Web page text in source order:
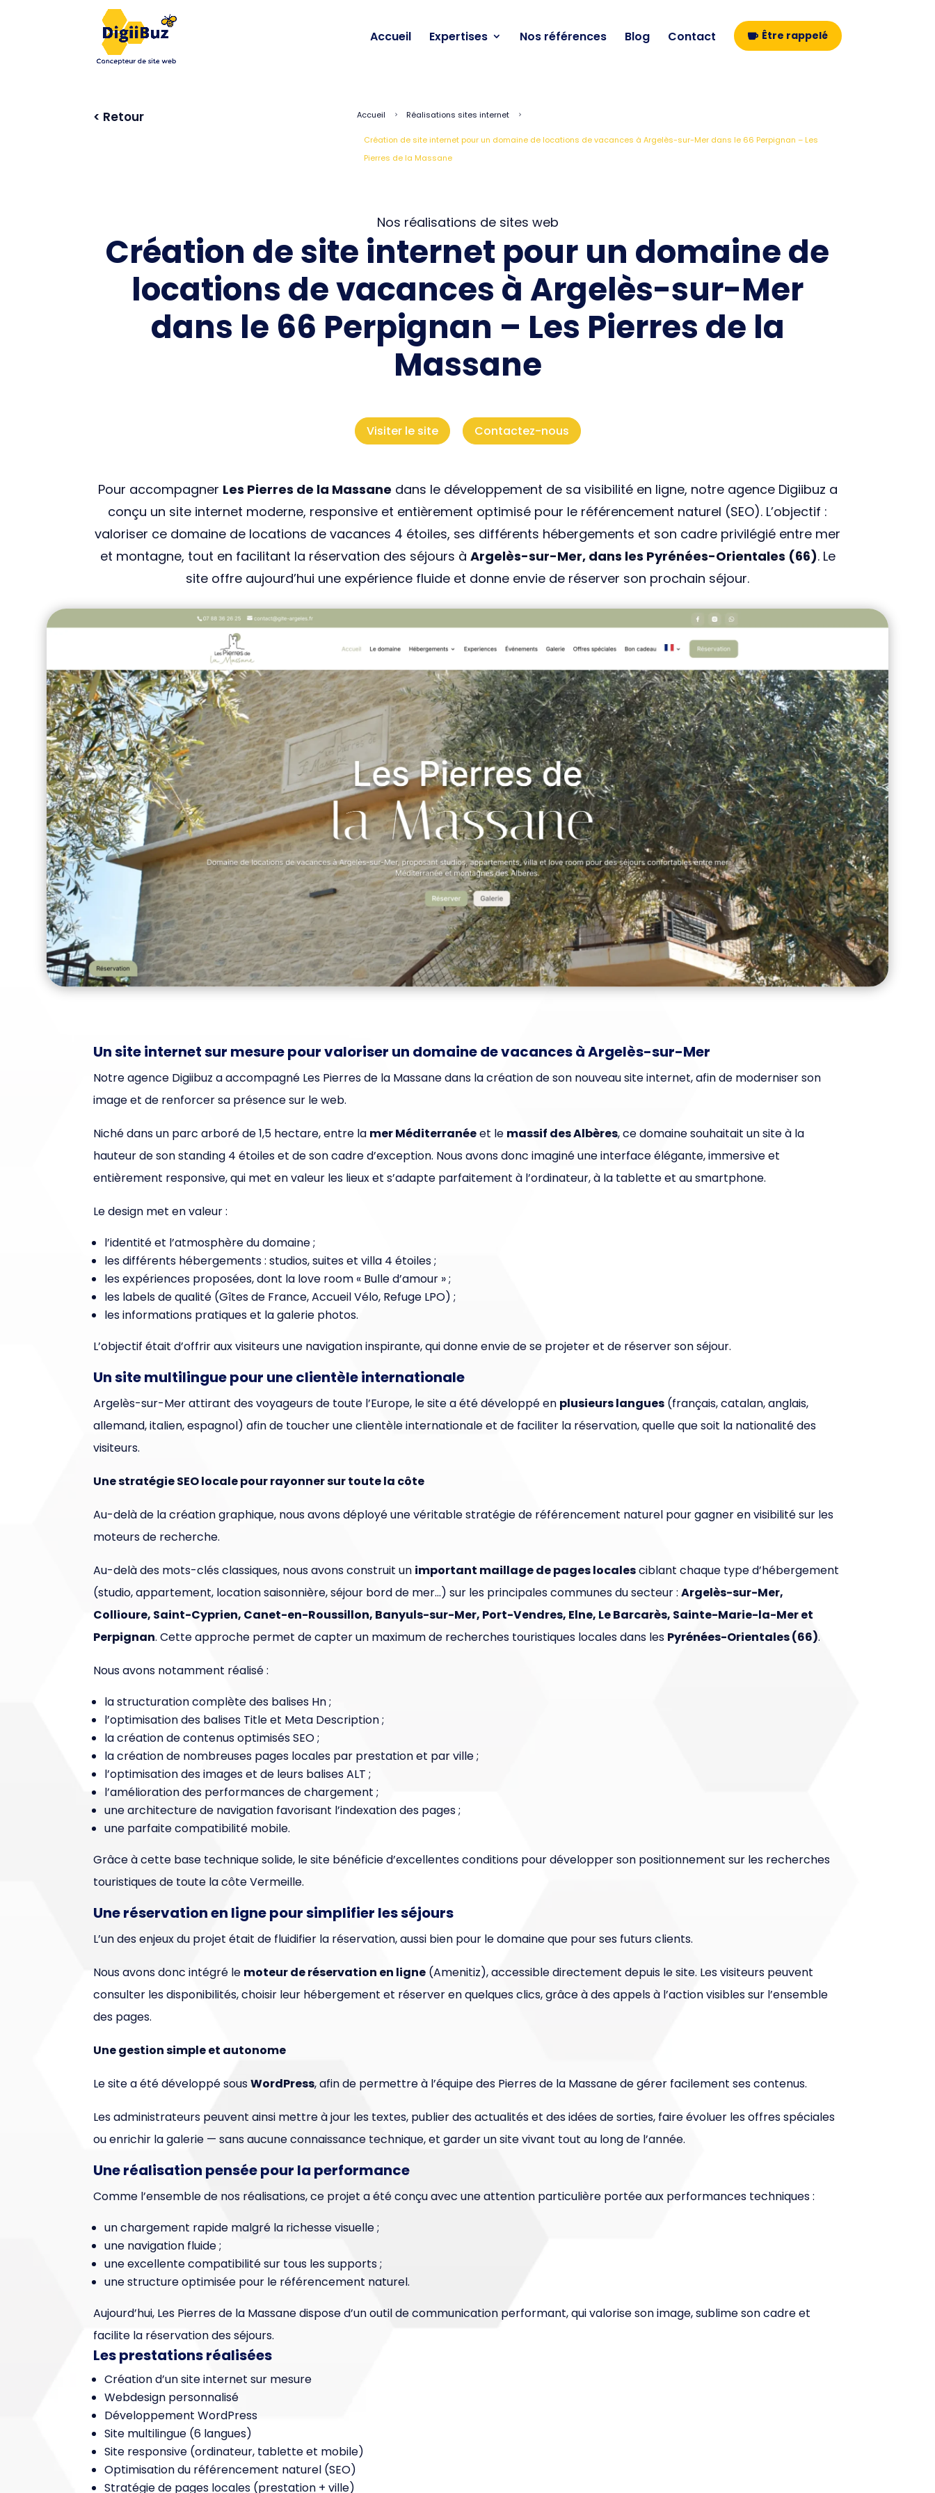
Accueil Expertises Nos références Blog Contact Être rappelé
< Retour Accueil 5 Réalisations sites internet 5
Création de site internet pour un domaine de locations de vacances à Argelès-sur-Mer dans le 66 Perpignan – Les
Pierres de la Massane
Nos réalisations de sites web
Création de site internet pour un domaine de
locations de vacances à Argelès-sur-Mer
dans le 66 Perpignan – Les Pierres de la
Massane
Visiter le site Contactez-nous
Pour accompagner Les Pierres de la Massane dans le développement de sa visibilité en ligne, notre agence Digiibuz a
conçu un site internet moderne, responsive et entièrement optimisé pour le référencement naturel (SEO). L’objectif :
valoriser ce domaine de locations de vacances 4 étoiles, ses différents hébergements et son cadre privilégié entre mer
et montagne, tout en facilitant la réservation des séjours à Argelès-sur-Mer, dans les Pyrénées-Orientales (66). Le
site offre aujourd’hui une expérience fluide et donne envie de réserver son prochain séjour.
Un site internet sur mesure pour valoriser un domaine de vacances à Argelès-sur-Mer
Notre agence Digiibuz a accompagné Les Pierres de la Massane dans la création de son nouveau site internet, afin de moderniser son
image et de renforcer sa présence sur le web.
Niché dans un parc arboré de 1,5 hectare, entre la mer Méditerranéeet le massif des Albères, ce domaine souhaitait un site à la
hauteur de son standing 4 étoiles et de son cadre d’exception. Nous avons donc imaginé une interface élégante, immersive et
entièrement responsive, qui met en valeur les lieux et s’adapte parfaitement à l’ordinateur, à la tablette et au smartphone.
Le design met en valeur :
l’identité et l’atmosphère du domaine ;
les différents hébergements : studios, suites et villa 4 étoiles ;
les expériences proposées, dont la love room « Bulle d’amour » ;
les labels de qualité (Gîtes de France, Accueil Vélo, Refuge LPO) ;
les informations pratiques et la galerie photos.
L’objectif était d’offrir aux visiteurs une navigation inspirante, qui donne envie de se projeter et de réserver son séjour.
Un site multilingue pour une clientèle internationale
Argelès-sur-Mer attirant des voyageurs de toute l’Europe, le site a été développé en plusieurs langues (français, catalan, anglais,
allemand, italien, espagnol) afin de toucher une clientèle internationale et de faciliter la réservation, quelle que soit la nationalité des
visiteurs.
Une stratégie SEO locale pour rayonner sur toute la côte
Au-delà de la création graphique, nous avons déployé une véritable stratégie de référencement naturel pour gagner en visibilité sur les
moteurs de recherche.
Au-delà des mots-clés classiques, nous avons construit un important maillage de pages localesciblant chaque type d’hébergement
(studio, appartement, location saisonnière, séjour bord de mer…) sur les principales communes du secteur :Argelès-sur-Mer,
Collioure, Saint-Cyprien, Canet-en-Roussillon, Banyuls-sur-Mer, Port-Vendres, Elne, Le Barcarès, Sainte-Marie-la-Mer et
Perpignan. Cette approche permet de capter un maximum de recherches touristiques locales dans les Pyrénées-Orientales (66).
Nous avons notamment réalisé :
la structuration complète des balises Hn ;
l’optimisation des balises Title et Meta Description ;
la création de contenus optimisés SEO ;
la création de nombreuses pages locales par prestation et par ville ;
l’optimisation des images et de leurs balises ALT ;
l’amélioration des performances de chargement ;
une architecture de navigation favorisant l’indexation des pages ;
une parfaite compatibilité mobile.
Grâce à cette base technique solide, le site bénéficie d’excellentes conditions pour développer son positionnement sur les recherches
touristiques de toute la côte Vermeille.
Une réservation en ligne pour simplifier les séjours
L’un des enjeux du projet était de fluidifier la réservation, aussi bien pour le domaine que pour ses futurs clients.
Nous avons donc intégré le moteur de réservation en ligne (Amenitiz), accessible directement depuis le site. Les visiteurs peuvent
consulter les disponibilités, choisir leur hébergement et réserver en quelques clics, grâce à des appels à l’action visibles sur l’ensemble
des pages.
Une gestion simple et autonome
Le site a été développé sousWordPress, afin de permettre à l’équipe des Pierres de la Massane de gérer facilement ses contenus.
Les administrateurs peuvent ainsi mettre à jour les textes, publier des actualités et des idées de sorties, faire évoluer les offres spéciales
ou enrichir la galerie — sans aucune connaissance technique, et garder un site vivant tout au long de l’année.
Une réalisation pensée pour la performance
Comme l’ensemble de nos réalisations, ce projet a été conçu avec une attention particulière portée aux performances techniques :
un chargement rapide malgré la richesse visuelle ;
une navigation fluide ;
une excellente compatibilité sur tous les supports ;
une structure optimisée pour le référencement naturel.
Aujourd’hui, Les Pierres de la Massane dispose d’un outil de communication performant, qui valorise son image, sublime son cadre et
facilite la réservation des séjours.
Les prestations réalisées
Création d’un site internet sur mesure
Webdesign personnalisé
Développement WordPress
Site multilingue (6 langues)
Site responsive (ordinateur, tablette et mobile)
Optimisation du référencement naturel (SEO)
Stratégie de pages locales (prestation + ville)